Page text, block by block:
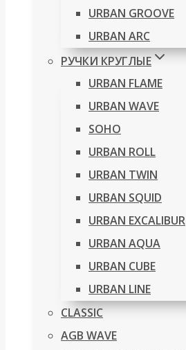
URBAN GROOVE
URBAN ARC
РУЧКИ КРУГЛЫЕ
URBAN FLAME
URBAN WAVE
SOHO
URBAN ROLL
URBAN TWIN
URBAN SQUID
URBAN EXCALIBUR
URBAN AQUA
URBAN CUBE
URBAN LINE
CLASSIC
AGB WAVE